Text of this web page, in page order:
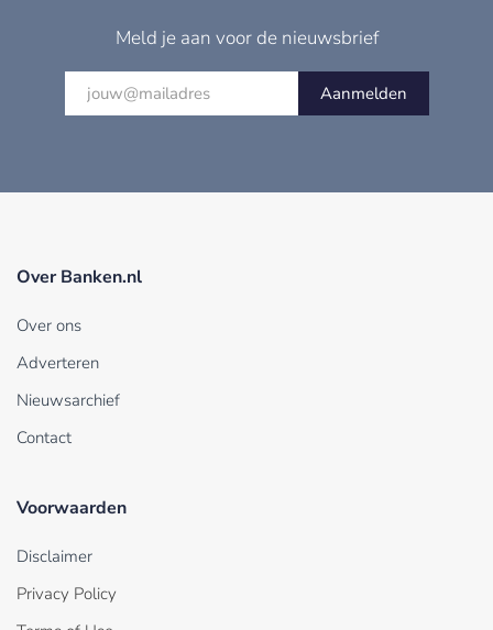
Meld je aan voor de nieuwsbrief
Aanmelden
Over Banken.nl
Over ons
Adverteren
Nieuwsarchief
Contact
Voorwaarden
Disclaimer
Privacy Policy